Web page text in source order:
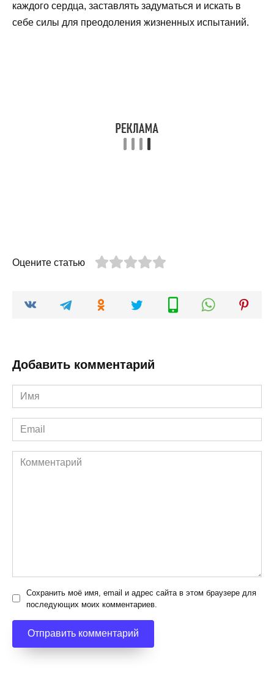
каждого сердца, заставлять задуматься и искать в
себе силы для преодоления жизненных испытаний.
Оцените статью
Добавить комментарий
Имя
*
Email
*
Комментарий
Сохранить моё имя, email и адрес сайта в этом браузере для
последующих моих комментариев.